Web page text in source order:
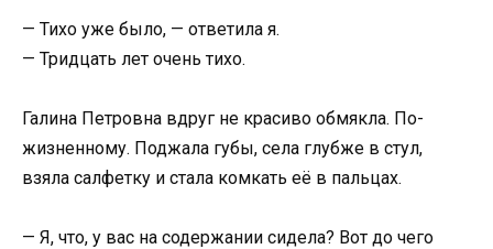
— Тихо уже было, — ответила я.
— Тридцать лет очень тихо.
Галина Петровна вдруг не красиво обмякла. По-
жизненному. Поджала губы, села глубже в стул,
взяла салфетку и стала комкать её в пальцах.
— Я, что, у вас на содержании сидела? Вот до чего